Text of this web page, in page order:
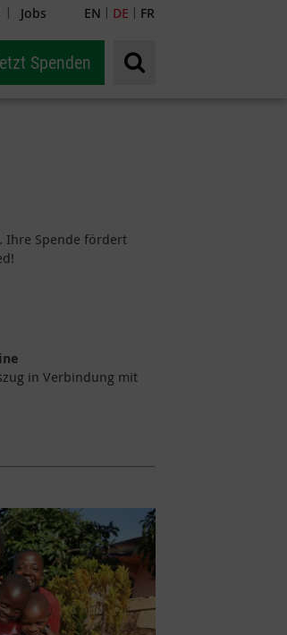
| Jobs EN | DE | FR
Spenden
Ihre Spende fördert
in Verbindung mit